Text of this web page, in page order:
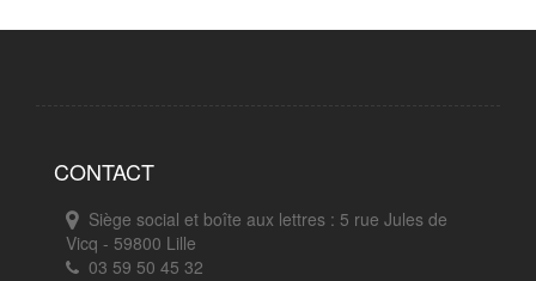
CONTACT
Siège social et boîte aux lettres : 5 rue Jules de
Vicq - 59800 Lille
03 59 50 45 32